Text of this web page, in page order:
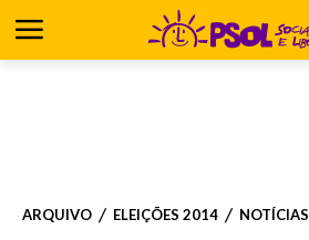
ARQUIVO ELEIÇÕES 2014 NOTÍCIAS